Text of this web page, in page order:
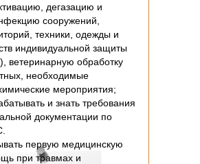
дегазацию и
сооружений,
техники, одежды и
индивидуальной защиты
ветеринарную обработку
необходимые
мероприятия;
и знать требования
документации по
первую медицинскую
при травмах и